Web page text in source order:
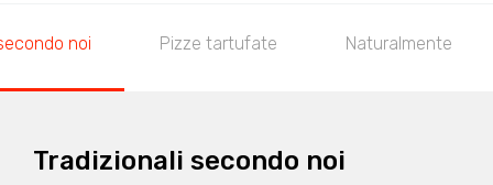
noi Pizze tartufate Naturalmente
Tradizionali secondo noi